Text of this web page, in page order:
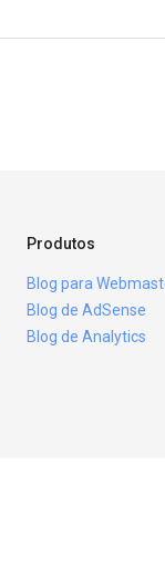
Produtos
Blog para
Blog de AdSense
Blog de Analytics